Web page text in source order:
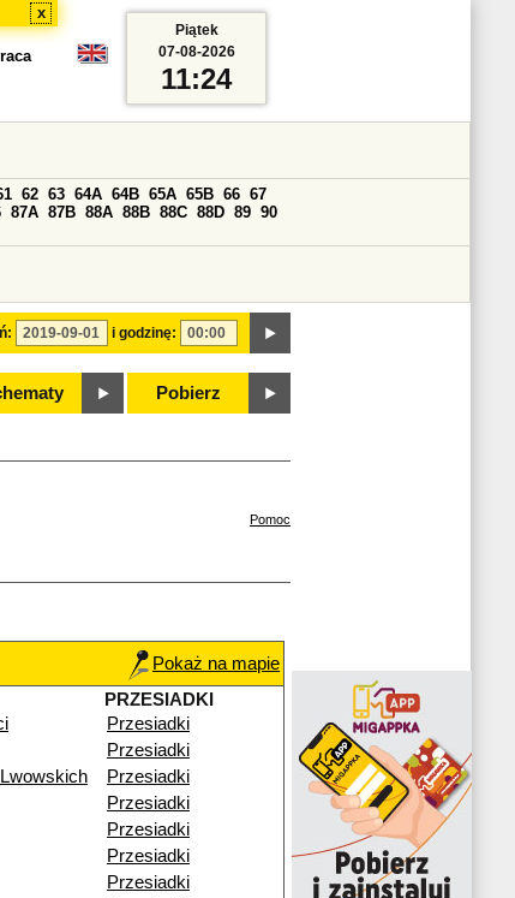
x
i godzinę:
62 63 64A 64B 65A 65B 66 67
87A 87B 88A 88B 88C 88D 89 90
Pobierz
Piątek
07-08-2026
11:24
Pomoc
Pokaż na mapie
PRZESIADKI
Przesiadki
Przesiadki
Przesiadki
Przesiadki
Przesiadki
Przesiadki
Przesiadki